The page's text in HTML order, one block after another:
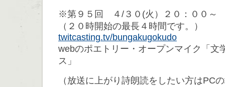
※第９５回 ４/３０(火）２０：００～
（２０時開始の最長４時間です。）
twitcasting.tv/bungakugokudo
webのポエトリー・オープンマイク「文
ス」
（放送に上がり詩朗読をしたい方はPC